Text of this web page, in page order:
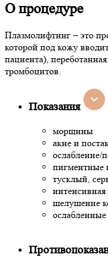
О процедуре
Плазмолифтинг – это
которой под кожу
пациента),
тромбоцитов.
Показания
морщины
акне и
ослабление/
пигментные
тусклый,
интенсивная
шелушение